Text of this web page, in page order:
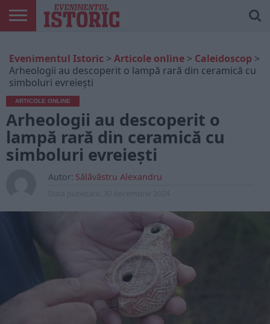
ONLINE
EDIȚII
TIPĂRITE
ISTORIC
PLAY
CONTUL
MEU
Evenimentul Istoric > Articole online > Caleidoscop >
Arheologii au descoperit o lampă rară din ceramică cu
simboluri evreiești
ARTICOLE ONLINE
Arheologii au descoperit o
lampă rară din ceramică cu
simboluri evreiești
Autor: Sălăvăstru Alexandru